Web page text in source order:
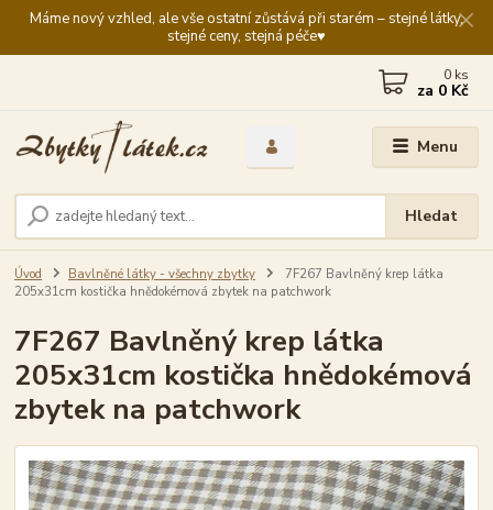
Máme nový vzhled, ale vše ostatní zůstává při starém – stejné látky,
stejné ceny, stejná péče♥️
Menu
Hledat
0 ks
za 0 Kč
Úvod Bavlněné látky - všechny zbytky
7F267 Bavlněný krep látka
205x31cm kostička hnědokémová zbytek na patchwork
7F267 Bavlněný krep látka
205x31cm kostička hnědokémová
zbytek na patchwork